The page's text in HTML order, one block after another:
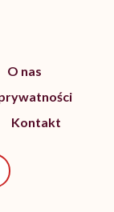
O nas
Kontakt